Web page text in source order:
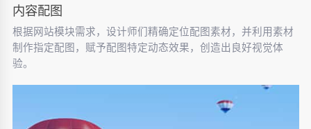
内容配图
根据网站模块需求，设计师们精确定位配图素材，并利用素材
制作指定配图，赋予配图特定动态效果，创造出良好视觉体
验。